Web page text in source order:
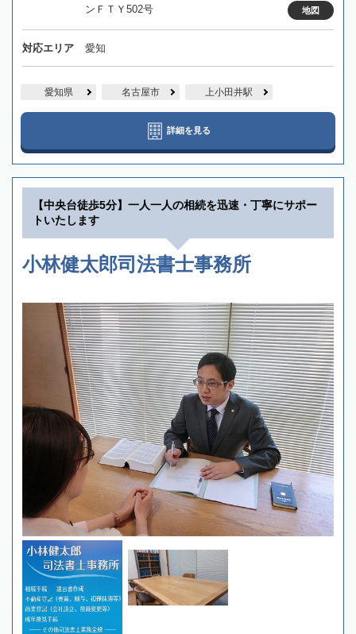
ンＦＴＹ502号
地図
対応エリア 愛知
愛知県 名古屋市 上小田井駅
詳細を見る
【中央台徒歩5分】一人一人の相続を迅速・丁寧にサポー
トいたします
小林健太郎司法書士事務所